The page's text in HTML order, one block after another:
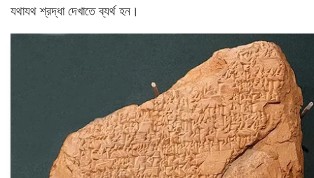
যথাযথ শ্রদ্ধা দেখাতে ব্যর্থ হন।